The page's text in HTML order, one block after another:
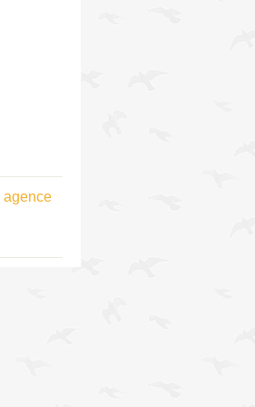
agence